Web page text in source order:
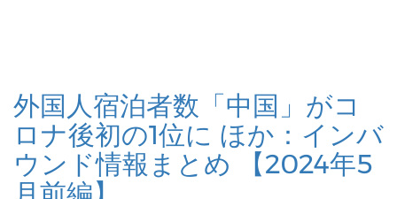
外国人宿泊者数「中国」がコ
ロナ後初の1位に ほか：インバ
ウンド情報まとめ 【2024年5